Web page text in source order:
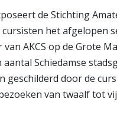
de Stichting
het afgelopen
AKCS op de Grote
Schiedamse
geschilderd door de
van twaalf tot